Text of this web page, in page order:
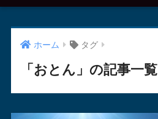
ホーム タグ
「おとん」の記事一覧